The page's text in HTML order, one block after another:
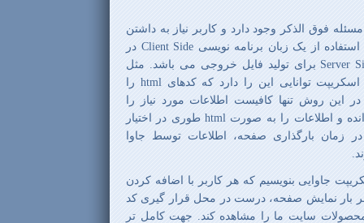
فوق الذکر وجود دارد و کاربر نیاز به داشتن
هیچ دانش برنامه نویسی ندارد، استفاده از یک زبان برنامه نویسی Client Side در
کنار یک زبان برنامه نویسی Server Side برای تولید فایل خروجی می باشد. مثل
JavaScript در کنار PHP . جاوا اسکریپت توانایی این را دارد که کدهای html را
این روش تنها کافیست اطلاعات مورد نیاز را
توسط php از منبع اطلاعات خوانده و اطلاعات را به صورت html طوری در اختیار
زمان بارگذاری صفحه، اطلاعات توسط جاوا
جاوایی بنویسیم که هر کاربر با اضافه کردن
هر بار نمایش صفحه، درست در محل قرار گیری کد
سایت ما را مشاهده کند. جهت کامل تر